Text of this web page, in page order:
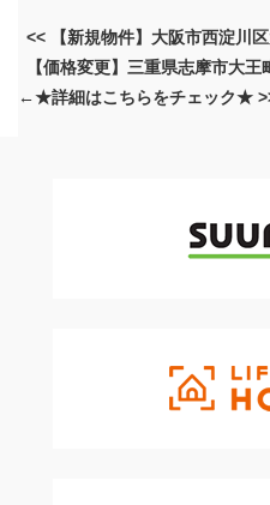
<< 【新規物件】大阪市西淀川
【価格変更】三重県志摩市大
←★詳細はこちらをチェック★